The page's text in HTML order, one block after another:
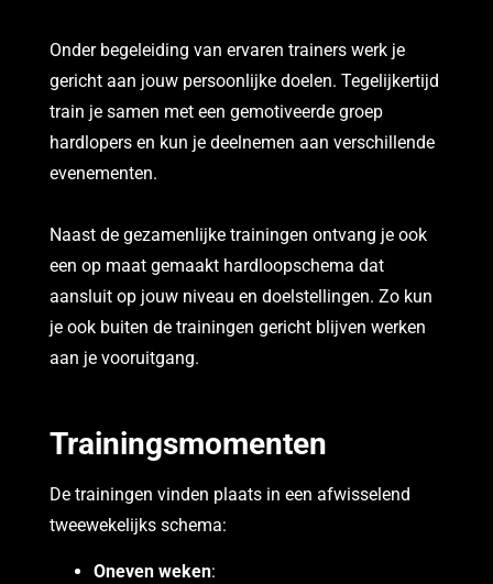
Onder begeleiding van ervaren trainers werk je
gericht aan jouw persoonlijke doelen. Tegelijkertijd
train je samen met een gemotiveerde groep
hardlopers en kun je deelnemen aan verschillende
evenementen.
Naast de gezamenlijke trainingen ontvang je ook
een op maat gemaakt hardloopschema dat
aansluit op jouw niveau en doelstellingen. Zo kun
je ook buiten de trainingen gericht blijven werken
aan je vooruitgang.
Trainingsmomenten
De trainingen vinden plaats in een afwisselend
tweewekelijks schema:
Oneven weken: